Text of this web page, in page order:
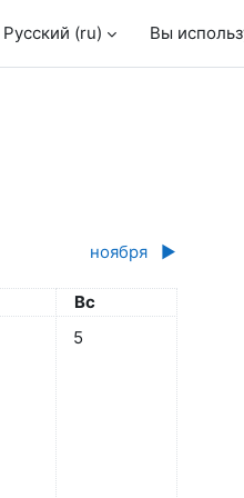
Русский ‎(ru)‎ Вы
ноября ▶︎
Воскресенье
Вс
октябрясуббота 4 октября
Нет событий,
5